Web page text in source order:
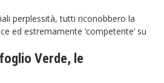
perplessità, tutti riconobbero la
ed estremamente ‘competente’ su
Verde, le